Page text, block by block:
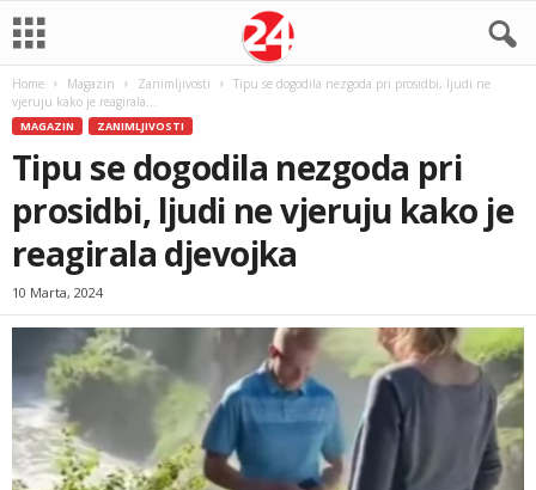
Home Magazin Zanimljivosti
Tipu se dogodila nezgoda pri prosidbi, ljudi ne
vjeruju kako je reagirala...
MAGAZIN ZANIMLJIVOSTI
Tipu se dogodila nezgoda pri
prosidbi, ljudi ne vjeruju kako je
reagirala djevojka
10 Marta, 2024